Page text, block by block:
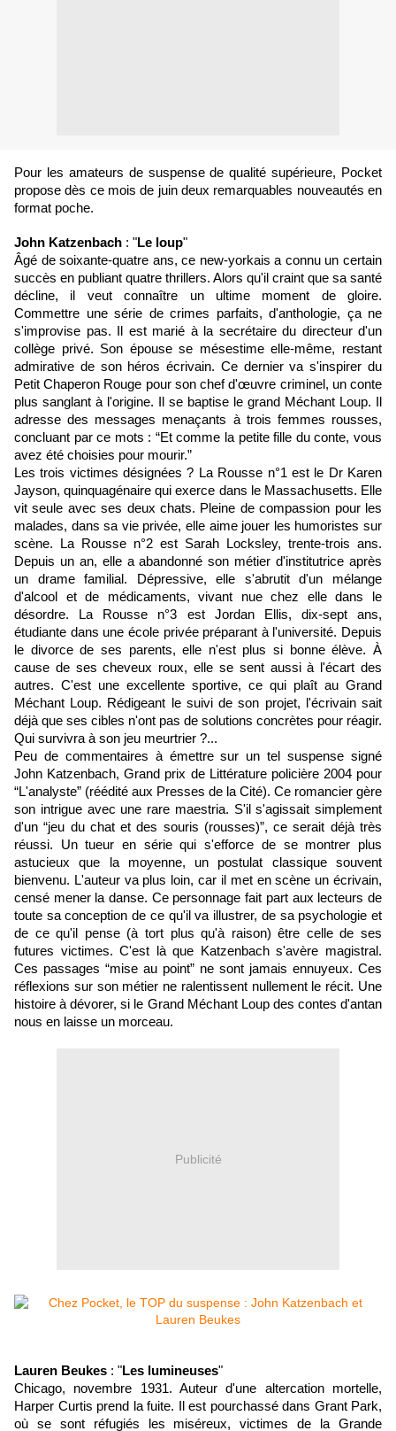
Pour les amateurs de suspense de qualité supérieure, Pocket
propose dès ce mois de juin deux remarquables nouveautés en
format poche.
John Katzenbach : "Le loup"
Âgé de soixante-quatre ans, ce new-yorkais a connu un certain
succès en publiant quatre thrillers. Alors qu'il craint que sa santé
décline, il veut connaître un ultime moment de gloire.
Commettre une série de crimes parfaits, d'anthologie, ça ne
s'improvise pas. Il est marié à la secrétaire du directeur d'un
collège privé. Son épouse se mésestime elle-même, restant
admirative de son héros écrivain. Ce dernier va s'inspirer du
Petit Chaperon Rouge pour son chef d'œuvre criminel, un conte
plus sanglant à l'origine. Il se baptise le grand Méchant Loup. Il
adresse des messages menaçants à trois femmes rousses,
concluant par ce mots : “Et comme la petite fille du conte, vous
avez été choisies pour mourir.”
Les trois victimes désignées ? La Rousse n°1 est le Dr Karen
Jayson, quinquagénaire qui exerce dans le Massachusetts. Elle
vit seule avec ses deux chats. Pleine de compassion pour les
malades, dans sa vie privée, elle aime jouer les humoristes sur
scène. La Rousse n°2 est Sarah Locksley, trente-trois ans.
Depuis un an, elle a abandonné son métier d'institutrice après
un drame familial. Dépressive, elle s'abrutit d'un mélange
d'alcool et de médicaments, vivant nue chez elle dans le
désordre. La Rousse n°3 est Jordan Ellis, dix-sept ans,
étudiante dans une école privée préparant à l'université. Depuis
le divorce de ses parents, elle n'est plus si bonne élève. À
cause de ses cheveux roux, elle se sent aussi à l'écart des
autres. C'est une excellente sportive, ce qui plaît au Grand
Méchant Loup. Rédigeant le suivi de son projet, l'écrivain sait
déjà que ses cibles n'ont pas de solutions concrètes pour réagir.
Qui survivra à son jeu meurtrier ?...
Peu de commentaires à émettre sur un tel suspense signé
John Katzenbach, Grand prix de Littérature policière 2004 pour
“L'analyste” (réédité aux Presses de la Cité). Ce romancier gère
son intrigue avec une rare maestria. S'il s'agissait simplement
d'un “jeu du chat et des souris (rousses)”, ce serait déjà très
réussi. Un tueur en série qui s'efforce de se montrer plus
astucieux que la moyenne, un postulat classique souvent
bienvenu. L'auteur va plus loin, car il met en scène un écrivain,
censé mener la danse. Ce personnage fait part aux lecteurs de
toute sa conception de ce qu'il va illustrer, de sa psychologie et
de ce qu'il pense (à tort plus qu'à raison) être celle de ses
futures victimes. C'est là que Katzenbach s'avère magistral.
Ces passages “mise au point” ne sont jamais ennuyeux. Ces
réflexions sur son métier ne ralentissent nullement le récit. Une
histoire à dévorer, si le Grand Méchant Loup des contes d'antan
nous en laisse un morceau.
Publicité
Lauren Beukes : "Les lumineuses"
Chicago, novembre 1931. Auteur d'une altercation mortelle,
Harper Curtis prend la fuite. Il est pourchassé dans Grant Park,
où se sont réfugiés les miséreux, victimes de la Grande